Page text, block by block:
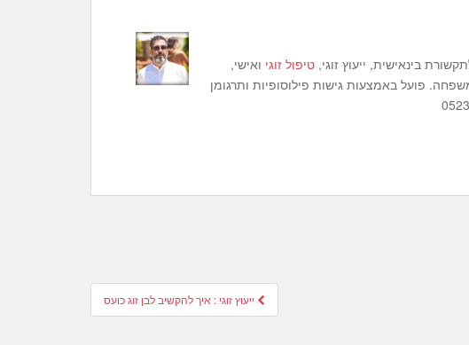
בינאישית, ייעוץ זוגי, טיפול זוגי ואישי,
פועל באמצעות גישות פילוסופיות ותרגומן
ייעוץ זוגי : איך להקשיב לבן זוג כועס